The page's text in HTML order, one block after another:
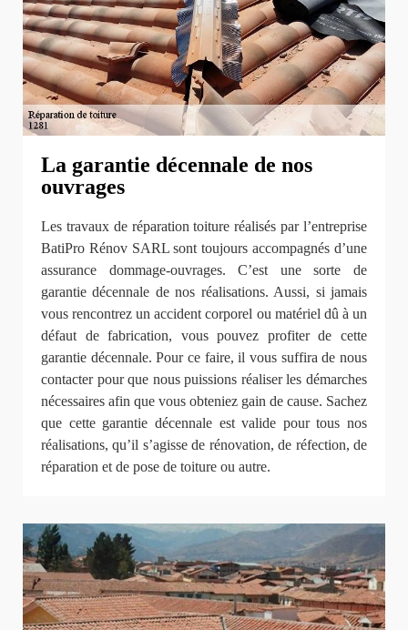
La garantie décennale de nos
ouvrages
Les travaux de réparation toiture réalisés par l’entreprise
BatiPro Rénov SARL sont toujours accompagnés d’une
assurance dommage-ouvrages. C’est une sorte de
garantie décennale de nos réalisations. Aussi, si jamais
vous rencontrez un accident corporel ou matériel dû à un
défaut de fabrication, vous pouvez profiter de cette
garantie décennale. Pour ce faire, il vous suffira de nous
contacter pour que nous puissions réaliser les démarches
nécessaires afin que vous obteniez gain de cause. Sachez
que cette garantie décennale est valide pour tous nos
réalisations, qu’il s’agisse de rénovation, de réfection, de
réparation et de pose de toiture ou autre.